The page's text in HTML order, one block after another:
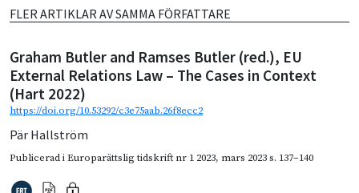
FLER ARTIKLAR AV SAMMA FÖRFATTARE
Graham Butler and Ramses Butler (red.), EU
External Relations Law – The Cases in Context
(Hart 2022)
https://doi.org/10.53292/c3e75aab.26f8ecc2
Pär Hallström
Publicerad iEuroparättslig tidskrift nr 1 2023, mars 2023s. 137–140